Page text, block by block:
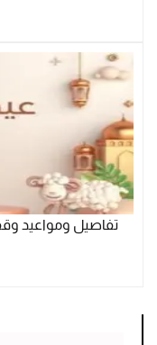
تفاصيل ومواعيد